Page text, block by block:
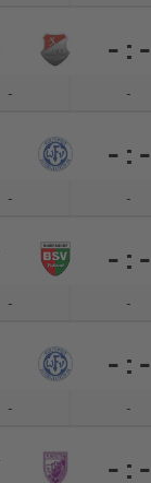
- : -
- -
- : -
- -
- : -
- -
- : -
- -
- : -